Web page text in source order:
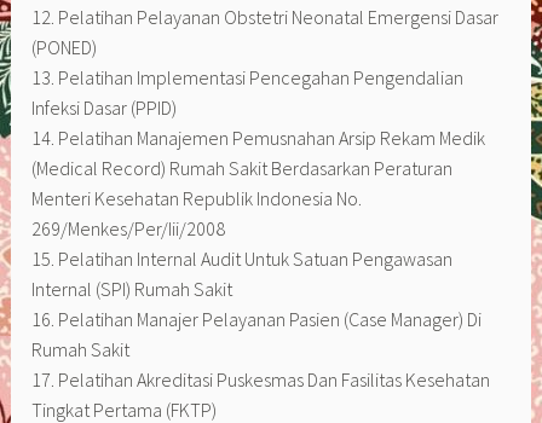
12. Pelatihan Pelayanan Obstetri Neonatal Emergensi Dasar
(PONED)
13. Pelatihan Implementasi Pencegahan Pengendalian
Infeksi Dasar (PPID)
14. Pelatihan Manajemen Pemusnahan Arsip Rekam Medik
(Medical Record) Rumah Sakit Berdasarkan Peraturan
Menteri Kesehatan Republik Indonesia No.
269/Menkes/Per/Iii/2008
15. Pelatihan Internal Audit Untuk Satuan Pengawasan
Internal (SPI) Rumah Sakit
16. Pelatihan Manajer Pelayanan Pasien (Case Manager) Di
Rumah Sakit
17. Pelatihan Akreditasi Puskesmas Dan Fasilitas Kesehatan
Tingkat Pertama (FKTP)